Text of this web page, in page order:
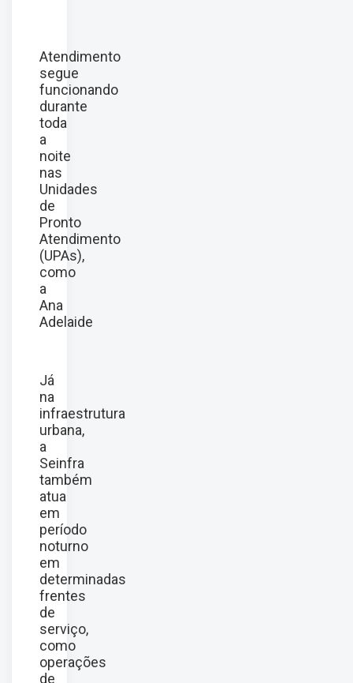
Atendimento
segue
funcionando
durante
toda
a
noite
nas
Unidades
de
Pronto
Atendimento
(UPAs),
como
a
Ana
Adelaide
Já
na
infraestrutura
urbana,
a
Seinfra
também
atua
em
período
noturno
em
determinadas
frentes
de
serviço,
como
operações
de